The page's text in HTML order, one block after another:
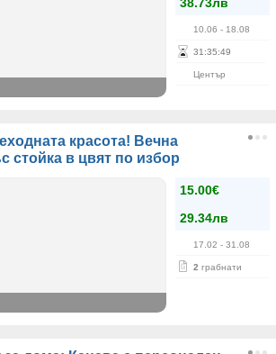
10.06 - 18.08
31 :35:48
Център
красота! Вечна
стойка в цвят по избор
15.00€
29.34лв
17.02 - 31.08
2 грабнати